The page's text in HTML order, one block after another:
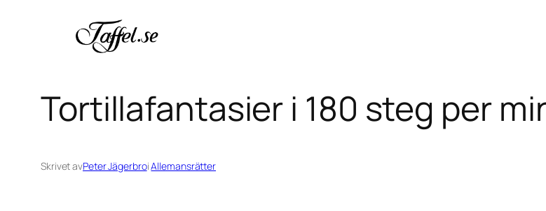
Tortillafantasier i 180 steg per
Skrivet avPeter JägerbroiAllemansrätter